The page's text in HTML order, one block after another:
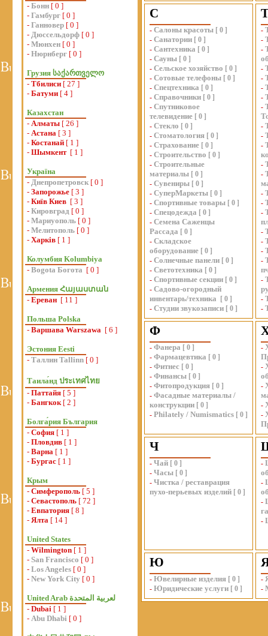
- Бонн [ 0 ]
- Гамбург [ 0 ]
- Ганновер [ 0 ]
- Дюссельдорф [ 0 ]
- Мюнхен [ 0 ]
- Нюрнберг [ 0 ]
Грузия საქართველო
- Тбилиси [ 27 ]
- Батуми [ 4 ]
Казахстан
- Алматы [ 26 ]
- Астана [ 3 ]
- Костанай [ 1 ]
- Шымкент [ 1 ]
Україна
- Днепропетровск [ 0 ]
- Запорожье [ 3 ]
- Київ Киев [ 3 ]
- Кировград [ 0 ]
- Мариуополь [ 0 ]
- Мелитополь [ 0 ]
- Харків [ 1 ]
Колумбия Kolumbiya
- Bogota Богота [ 0 ]
Армения Հայաստան
- Ереван [ 11 ]
Польша Polska
- Варшава Warszawa [ 6 ]
Эстония Eesti
- Таллин Tallinn [ 0 ]
Таила́нд ประเทศไทย
- Паттайя [ 5 ]
- Бангкок[ 2 ]
Болга́рия България
- София [ 1 ]
- Пловдив [ 1 ]
- Варна [ 1 ]
- Бургас [ 1 ]
Крым
- Симферополь [ 5 ]
- Севастополь [ 72 ]
- Евпатория [ 8 ]
- Ялта [ 14 ]
United States
- Wilmington [ 1 ]
- San Francisco [ 0 ]
- Los Angeles [ 0 ]
- New York City [ 0 ]
- Dubai [ 1 ]
- Abu Dhabi [ 0 ]
С
- Салоны красоты [ 0 ]
- Санатории [ 0 ]
- Сантехника [ 0 ]
- Сауны [ 0 ]
- Сельское хозяйство [ 0 ]
- Сотовые телефоны [ 0 ]
- Спецтехника [ 0 ]
- Справочники [ 0 ]
- Спутниковое
телевидение [ 0 ]
- Стекло [ 0 ]
- Стоматология [ 0 ]
- Страхование [ 0 ]
- Строительство [ 0 ]
- Строительные
материалы [ 0 ]
- Сувениры [ 0 ]
- СуперМаркеты [ 0 ]
- Спортивные товары [ 0 ]
- Спецодежда [ 0 ]
- Семена Саженцы
Рассада [ 0 ]
- Складское
оборудование [ 0 ]
- Солнечные панели [ 0 ]
- Светотехника [ 0 ]
- Спортивные секции [ 0 ]
- Садово-огородный
инвентарь/техника
[ 0 ]
- Студии звукозаписи [ 0 ]
-
-
-
-
-
-
-
-
-
-
-
-
-
-
-
-
-
-
-
-
-
-
-
Ф
- Фанера [ 0 ]
- Фармацевтика [ 0 ]
- Фитнес [ 0 ]
- Финансы [ 0 ]
- Фитопродукция [ 0 ]
- Фасадные материалы /
конструкции [ 0 ]
- Philately / Numismatics [ 0 ]
-
-
-
-
-
Ч
- Чай [ 0 ]
- Часы [ 0 ]
- Чистка / реставрация
пухо-перьевых изделий [ 0 ]
-
-
-
-
Ю
- Ювелирные изделия [ 0 ]
- Юридические услуги [ 0 ]
-
-